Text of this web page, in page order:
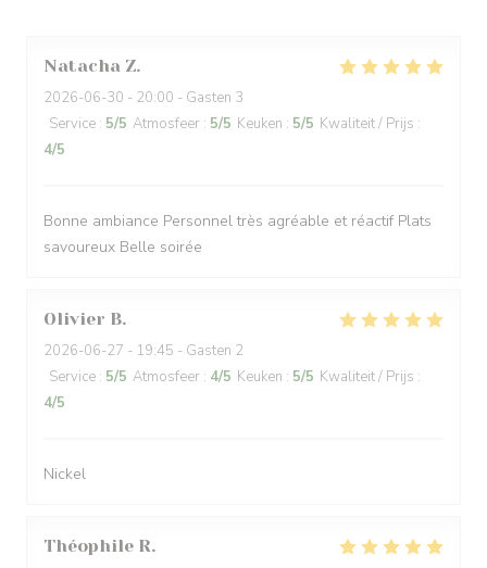
Natacha Z
2026-06-30 - 20:00 - Gasten 3
Service : 5/5 Atmosfeer : 5/5 Keuken : 5/5 Kwaliteit / Prijs :
4/5
Bonne ambiance Personnel très agréable et réactif Plats
savoureux Belle soirée
Olivier B
2026-06-27 - 19:45 - Gasten 2
Service : 5/5 Atmosfeer : 4/5 Keuken : 5/5 Kwaliteit / Prijs :
4/5
Nickel
Théophile R